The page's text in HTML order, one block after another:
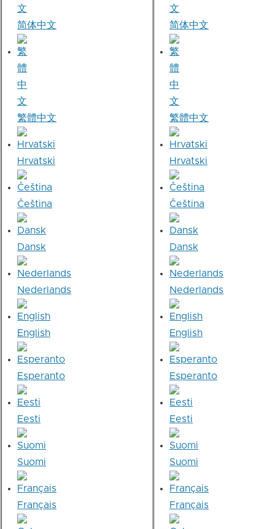
简体中文
繁體中文
Hrvatski
Čeština
Dansk
Nederlands
English
Esperanto
Eesti
Suomi
Français
简体中文
繁體中文
Hrvatski
Čeština
Dansk
Nederlands
English
Esperanto
Eesti
Suomi
Français